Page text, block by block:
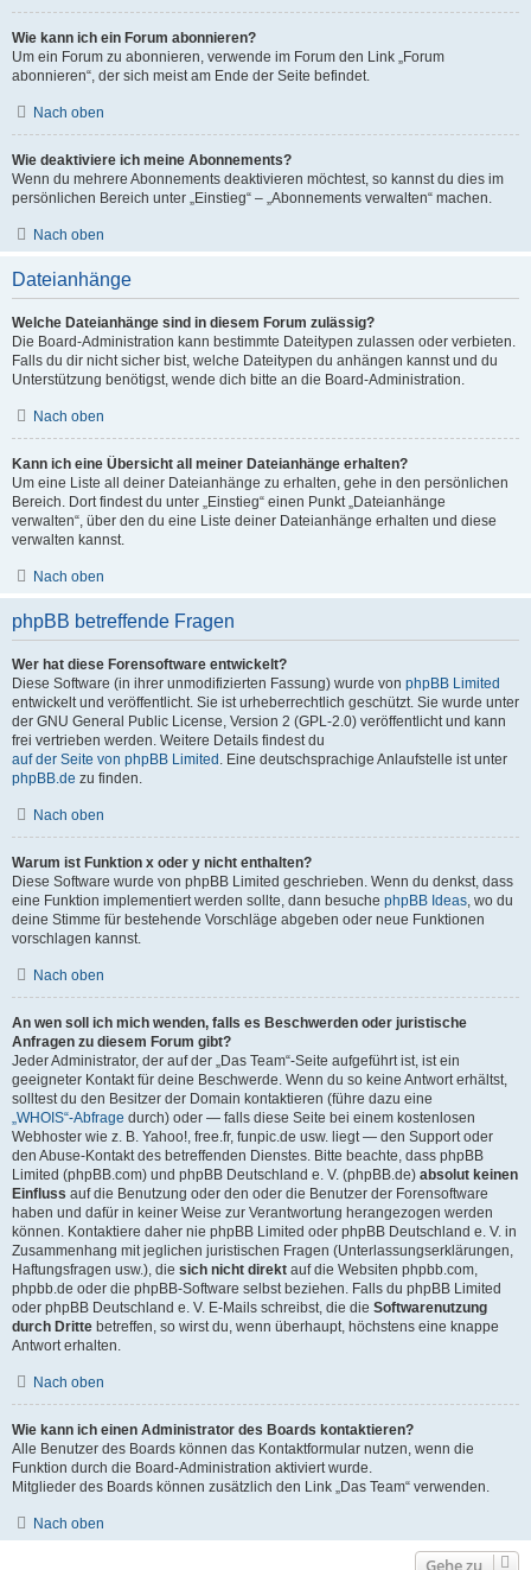
Wie kann ich ein Forum abonnieren?
Um ein Forum zu abonnieren, verwende im Forum den Link „Forum
abonnieren“, der sich meist am Ende der Seite befindet.
Nach oben
Wie deaktiviere ich meine Abonnements?
Wenn du mehrere Abonnements deaktivieren möchtest, so kannst du dies im
persönlichen Bereich unter „Einstieg“ – „Abonnements verwalten“ machen.
Nach oben
Dateianhänge
Welche Dateianhänge sind in diesem Forum zulässig?
Die Board-Administration kann bestimmte Dateitypen zulassen oder verbieten.
Falls du dir nicht sicher bist, welche Dateitypen du anhängen kannst und du
Unterstützung benötigst, wende dich bitte an die Board-Administration.
Nach oben
Kann ich eine Übersicht all meiner Dateianhänge erhalten?
Um eine Liste all deiner Dateianhänge zu erhalten, gehe in den persönlichen
Bereich. Dort findest du unter „Einstieg“ einen Punkt „Dateianhänge
verwalten“, über den du eine Liste deiner Dateianhänge erhalten und diese
verwalten kannst.
Nach oben
phpBB betreffende Fragen
Wer hat diese Forensoftware entwickelt?
Diese Software (in ihrer unmodifizierten Fassung) wurde von phpBB Limited
entwickelt und veröffentlicht. Sie ist urheberrechtlich geschützt. Sie wurde unter
der GNU General Public License, Version 2 (GPL-2.0) veröffentlicht und kann
frei vertrieben werden. Weitere Details findest du
auf der Seite von phpBB Limited . Eine deutschsprachige Anlaufstelle ist unter
phpBB.de zu finden.
Nach oben
Warum ist Funktion x oder y nicht enthalten?
Diese Software wurde von phpBB Limited geschrieben. Wenn du denkst, dass
eine Funktion implementiert werden sollte, dann besuche phpBB Ideas, wo du
deine Stimme für bestehende Vorschläge abgeben oder neue Funktionen
vorschlagen kannst.
Nach oben
An wen soll ich mich wenden, falls es Beschwerden oder juristische
Anfragen zu diesem Forum gibt?
Jeder Administrator, der auf der „Das Team“-Seite aufgeführt ist, ist ein
geeigneter Kontakt für deine Beschwerde. Wenn du so keine Antwort erhältst,
solltest du den Besitzer der Domain kontaktieren (führe dazu eine
„WHOIS“-Abfrage durch) oder — falls diese Seite bei einem kostenlosen
Webhoster wie z. B. Yahoo!, free.fr, funpic.de usw. liegt — den Support oder
den Abuse-Kontakt des betreffenden Dienstes. Bitte beachte, dass phpBB
Limited (phpBB.com) und phpBB Deutschland e. V. (phpBB.de) absolut keinen
Einfluss auf die Benutzung oder den oder die Benutzer der Forensoftware
haben und dafür in keiner Weise zur Verantwortung herangezogen werden
können. Kontaktiere daher nie phpBB Limited oder phpBB Deutschland e. V. in
Zusammenhang mit jeglichen juristischen Fragen (Unterlassungserklärungen,
Haftungsfragen usw.), die sich nicht direkt auf die Websiten phpbb.com,
phpbb.de oder die phpBB-Software selbst beziehen. Falls du phpBB Limited
oder phpBB Deutschland e. V. E-Mails schreibst, die die Softwarenutzung
durch Dritte betreffen, so wirst du, wenn überhaupt, höchstens eine knappe
Antwort erhalten.
Nach oben
Wie kann ich einen Administrator des Boards kontaktieren?
Alle Benutzer des Boards können das Kontaktformular nutzen, wenn die
Funktion durch die Board-Administration aktiviert wurde.
Mitglieder des Boards können zusätzlich den Link „Das Team“ verwenden.
Nach oben
Gehe zu